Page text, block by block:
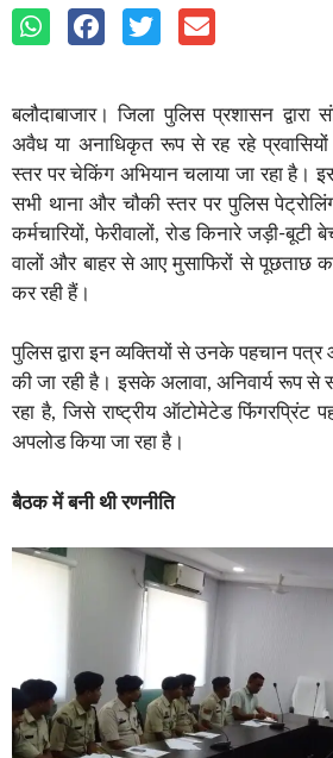
बलौदाबाजार। जिला पुलिस प्रशासन द्वारा
अवैध या अनाधिकृत रूप से रह रहे
स्तर पर चेकिंग अभियान चलाया जा रहा
सभी थाना और चौकी स्तर पर पुलिस
कर्मचारियों, फेरीवालों, रोड किनारे जड़ी-बूटी
वालों और बाहर से आए मुसाफिरों से पूछताछ
कर रही हैं।
पुलिस द्वारा इन व्यक्तियों से उनके पहचान
की जा रही है। इसके अलावा, अनिवार्य रूप से
रहा है, जिसे राष्ट्रीय ऑटोमेटेड फिंगरप्रिंट
अपलोड किया जा रहा है।
बैठक में बनी थी रणनीति